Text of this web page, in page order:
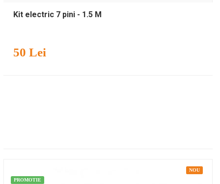
Kit electric 7 pini - 1.5 M
50 Lei
NOU
PROMOTIE